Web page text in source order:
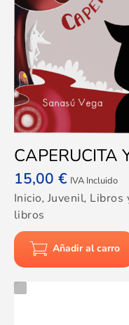
CAPERUCITA
15,00 € IVA Incluido
Inicio, Juvenil, Libros
libros
Añadir al carro